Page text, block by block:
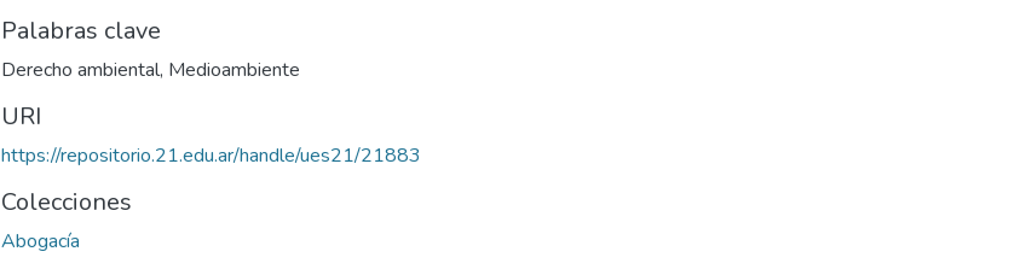
Palabras clave
Derecho ambiental, Medioambiente
URI
https://repositorio.21.edu.ar/handle/ues21/21883
Colecciones
Abogacía